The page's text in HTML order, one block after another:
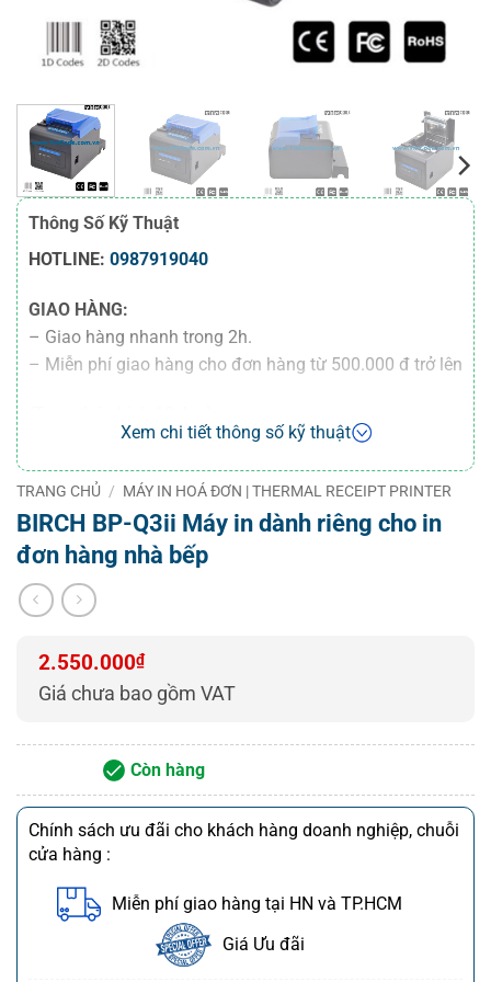
Thông Số Kỹ Thuật
HOTLINE: 0987919040
GIAO HÀNG:
– Giao hàng nhanh trong 2h.
– Miễn phí giao hàng cho đơn hàng từ 500.000 đ trở lên
– Miễn phí giao hàng 100 km cho đơn hàng từ
50.000.000 đ trở lên
– Nhận giao hàng và lắp đặt từ 8h00 – 21h00 tất cả
các ngày
(Cả ngày lễ, T7 và Chủ Nhật)
Xem chi tiết thông số kỹ thuật
TRANG CHỦ / MÁY IN HOÁ ĐƠN | THERMAL RECEIPT PRINTER
BIRCH BP-Q3ii Máy in dành riêng cho in
đơn hàng nhà bếp
2.550.000₫
Giá chưa bao gồm VAT
Còn hàng
Chính sách ưu đãi cho khách hàng doanh nghiệp, chuỗi
cửa hàng :
Miễn phí giao hàng tại HN và TP.HCM
Giá Ưu đãi